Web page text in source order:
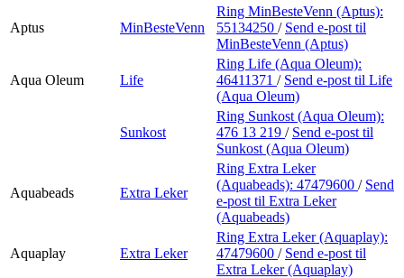
Aptus MinBesteVenn
Ring MinBesteVenn (Aptus):
55134250 / Send e-post til
MinBesteVenn (Aptus)
Aqua Oleum Life
Ring Life (Aqua Oleum):
46411371 / Send e-post til Life
(Aqua Oleum)
Sunkost
Ring Sunkost (Aqua Oleum):
476 13 219 / Send e-post til
Sunkost (Aqua Oleum)
Aquabeads Extra Leker
Ring Extra Leker
(Aquabeads): 47479600 / Send
e-post til Extra Leker
(Aquabeads)
Aquaplay Extra Leker
Ring Extra Leker (Aquaplay):
47479600 / Send e-post til
Extra Leker (Aquaplay)